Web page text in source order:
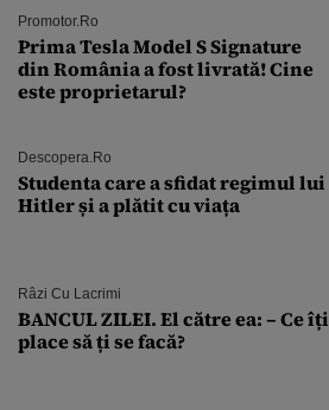
Promotor.ro
Prima Tesla Model S Signature
din România a fost livrată! Cine
este proprietarul?
Descopera.ro
Studenta care a sfidat regimul lui
Hitler și a plătit cu viața
Râzi Cu Lacrimi
BANCUL ZILEI. El către ea: – Ce îți
place să ți se facă?